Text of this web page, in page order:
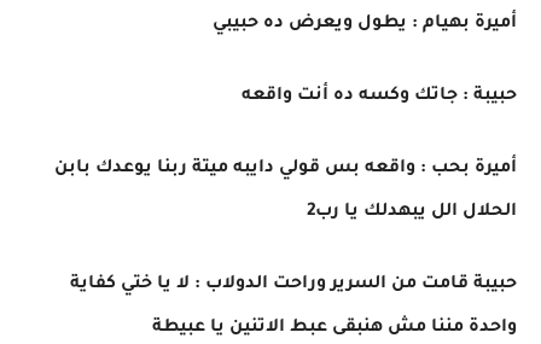
أميرة بهيام : يطول ويعرض ده حبيبي
حبيبة : جاتك وكسه ده أنت واقعه
أميرة بحب : واقعه بس قولي دايبه ميتة ربنا يوعدك بابن
الحلال الل يبهدلك يا رب2
حبيبة قامت من السرير وراحت الدولاب : لا يا ختي كفاية
واحدة مننا مش هنبقى عبط الاتنين يا عبيطة